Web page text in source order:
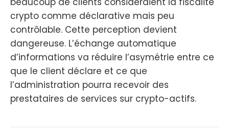
crypto comme déclarative mais peu
contrôlable. Cette perception devient
dangereuse. L’échange automatique
d’informations va réduire l’asymétrie entre ce
que le client déclare et ce que
l’administration pourra recevoir des
prestataires de services sur crypto-actifs.